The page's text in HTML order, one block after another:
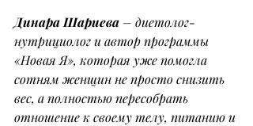
Динара Шариева – диетолог-
нутрициолог и автор программы
«Новая Я», которая уже помогла
сотням женщин не просто снизить
вес, а полностью пересобрать
отношение к своему телу, питанию и